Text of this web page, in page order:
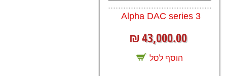
.........................................
Alpha DAC series 3
43,000.00
₪
הוסף לסל